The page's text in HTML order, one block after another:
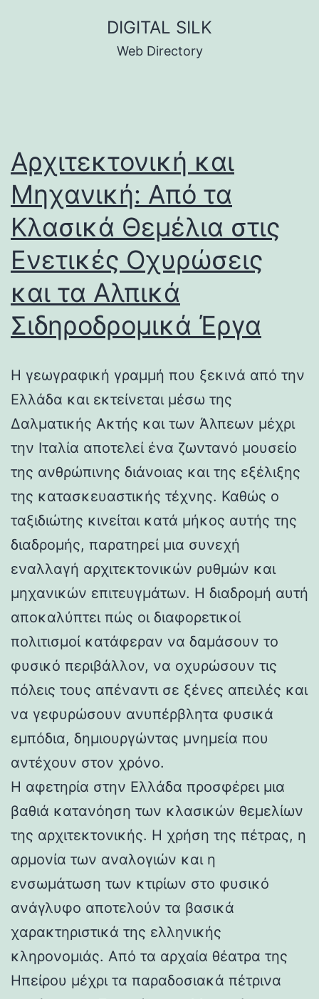
DIGITAL SILK
Web Directory
Αρχιτεκτονική και
Μηχανική: Από τα
Κλασικά Θεμέλια στις
Ενετικές Οχυρώσεις
και τα Αλπικά
Σιδηροδρομικά Έργα
Η γεωγραφική γραμμή που ξεκινά από την
Ελλάδα και εκτείνεται μέσω της
Δαλματικής Ακτής και των Άλπεων μέχρι
την Ιταλία αποτελεί ένα ζωντανό μουσείο
της ανθρώπινης διάνοιας και της εξέλιξης
της κατασκευαστικής τέχνης. Καθώς ο
ταξιδιώτης κινείται κατά μήκος αυτής της
διαδρομής, παρατηρεί μια συνεχή
εναλλαγή αρχιτεκτονικών ρυθμών και
μηχανικών επιτευγμάτων. Η διαδρομή αυτή
αποκαλύπτει πώς οι διαφορετικοί
πολιτισμοί κατάφεραν να δαμάσουν το
φυσικό περιβάλλον, να οχυρώσουν τις
πόλεις τους απέναντι σε ξένες απειλές και
να γεφυρώσουν ανυπέρβλητα φυσικά
εμπόδια, δημιουργώντας μνημεία που
αντέχουν στον χρόνο.
Η αφετηρία στην Ελλάδα προσφέρει μια
βαθιά κατανόηση των κλασικών θεμελίων
της αρχιτεκτονικής. Η χρήση της πέτρας, η
αρμονία των αναλογιών και η
ενσωμάτωση των κτιρίων στο φυσικό
ανάγλυφο αποτελούν τα βασικά
χαρακτηριστικά της ελληνικής
κληρονομιάς. Από τα αρχαία θέατρα της
Ηπείρου μέχρι τα παραδοσιακά πέτρινα